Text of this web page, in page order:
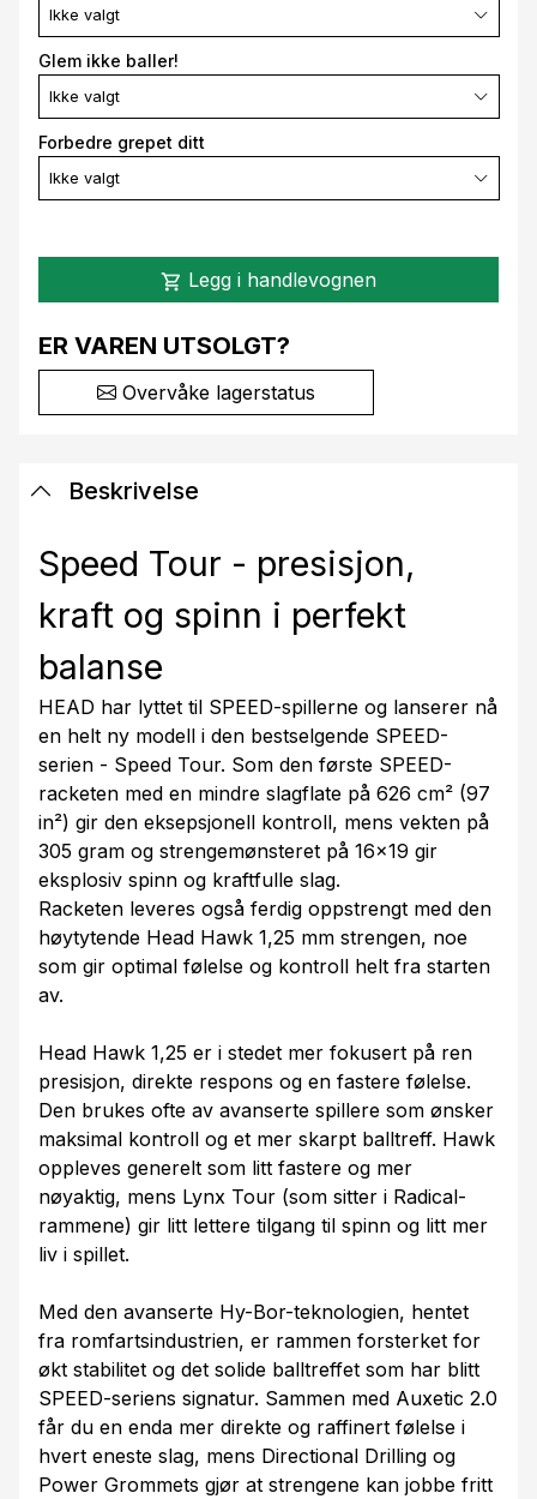
Ikke valgt
Glem ikke baller!
Ikke valgt
Forbedre grepet ditt
Ikke valgt
shopping_cart Legg i handlevognen
ER VAREN UTSOLGT?
Overvåke lagerstatus
Beskrivelse
Speed Tour - presisjon,
kraft og spinn i perfekt
balanse
HEAD har lyttet til SPEED-spillerne og lanserer nå
en helt ny modell i den bestselgende SPEED-
serien - Speed Tour. Som den første SPEED-
racketen med en mindre slagflate på 626 cm² (97
in²) gir den eksepsjonell kontroll, mens vekten på
305 gram og strengemønsteret på 16x19 gir
eksplosiv spinn og kraftfulle slag.
Racketen leveres også ferdig oppstrengt med den
høytytende Head Hawk 1,25 mm strengen, noe
som gir optimal følelse og kontroll helt fra starten
av.
Head Hawk 1,25 er i stedet mer fokusert på ren
presisjon, direkte respons og en fastere følelse.
Den brukes ofte av avanserte spillere som ønsker
maksimal kontroll og et mer skarpt balltreff. Hawk
oppleves generelt som litt fastere og mer
nøyaktig, mens Lynx Tour (som sitter i Radical-
rammene) gir litt lettere tilgang til spinn og litt mer
liv i spillet.
Med den avanserte Hy-Bor-teknologien, hentet
fra romfartsindustrien, er rammen forsterket for
økt stabilitet og det solide balltreffet som har blitt
SPEED-seriens signatur. Sammen med Auxetic 2.0
får du en enda mer direkte og raffinert følelse i
hvert eneste slag, mens Directional Drilling og
Power Grommets gjør at strengene kan jobbe fritt